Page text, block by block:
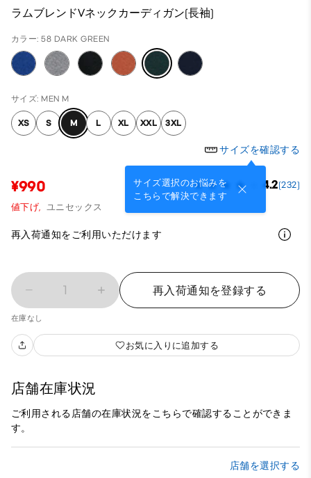
ラムブレンドVネックカーディガン(長袖)
カラー: 58 DARK GREEN
サイズ: MEN M
XS S M L XL XXL 3XL
サイズを確認する
サイズ選択のお悩みを
こちらで解決できます
¥990 4.2(232)
値下げ, ユニセックス
再入荷通知をご利用いただけます
1 再入荷通知を登録する
在庫なし
お気に入りに追加する
店舗在庫状況
ご利用される店舗の在庫状況をこちらで確認することができま
す。
店舗を選択する